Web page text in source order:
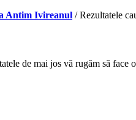
Antim Ivireanul / Rezultatele
de mai jos vă rugăm să face